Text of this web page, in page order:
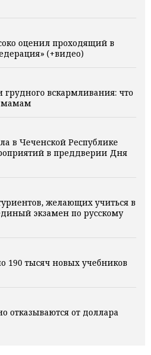
оценил проходящий в
(+видео)
вскармливания: что
мамам
в Чеченской Республике
в преддверии Дня
желающих учиться в
экзамен по русскому
190 тысяч новых учебников
отказываются от доллара